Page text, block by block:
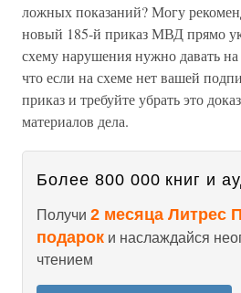
ложных показаний? Могу
новый 185-й приказ МВД прямо
схему нарушения нужно давать
что если на схеме нет вашей
приказ и требуйте убрать это
материалов дела.
Более 800 000 книг и
Получи 2 месяца Литрес
подарок и наслаждайся
чтением